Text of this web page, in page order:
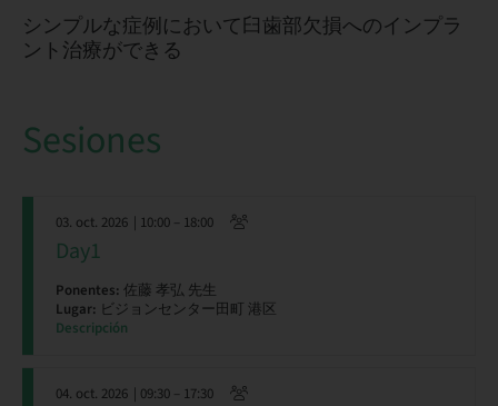
シンプルな症例において臼歯部欠損へのインプラ
ント治療ができる
Sesiones
03. oct. 2026 | 10:00 – 18:00
Day1
Ponentes: 佐藤 孝弘 先生
Lugar: ビジョンセンター田町 港区
Descripción
04. oct. 2026 | 09:30 – 17:30